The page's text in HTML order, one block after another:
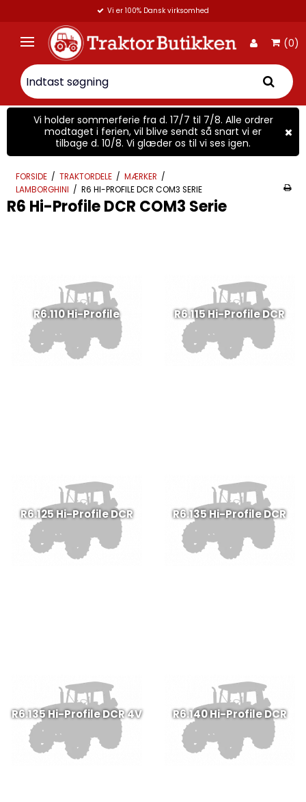
Vi er 100% Dansk virksomhed
(0)
Vi holder sommerferie fra d. 17/7 til 7/8. Alle ordrer
modtaget i ferien, vil blive sendt så snart vi er
tilbage d. 10/8. Vi glæder os til vi ses igen.
FORSIDE / TRAKTORDELE / MÆRKER /
LAMBORGHINI / R6 HI-PROFILE DCR COM3 SERIE
R6 Hi-Profile DCR COM3 Serie
R6.110 Hi-Profile R6.115 Hi-Profile DCR
R6.125 Hi-Profile DCR R6.135 Hi-Profile DCR
R6.135 Hi-Profile DCR 4V R6.140 Hi-Profile DCR